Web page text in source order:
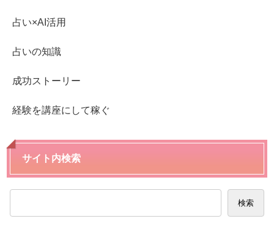
占い×AI活用
占いの知識
成功ストーリー
経験を講座にして稼ぐ
サイト内検索
検索